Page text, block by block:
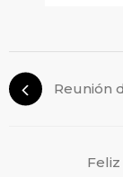
Reunión